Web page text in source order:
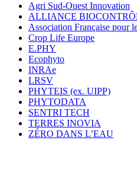
Agri Sud-Ouest Innovation
ALLIANCE
Association Française pour
Crop Life Europe
E.PHY
Ecophyto
INRAe
LRSV
PHYTEIS (ex. UIPP)
PHYTODATA
SENTRI TECH
TERRES INOVIA
ZÉRO DANS L’EAU